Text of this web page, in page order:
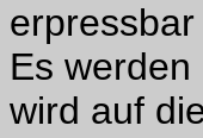
Es
wird auf